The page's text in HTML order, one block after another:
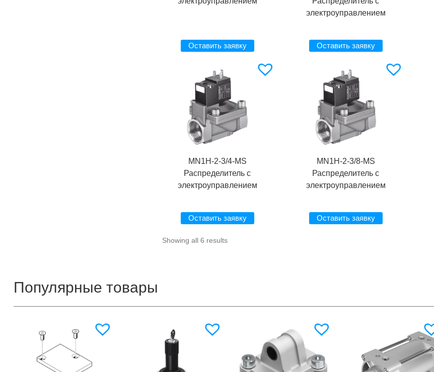
Оставить заявку
электроуправлением
Оставить заявку
MN1H-2-3/4-MS
Распределитель с
электроуправлением
Оставить заявку
MN1H-2-3/8-MS
Распределитель с
электроуправлением
Оставить заявку
Showing all 6 results
Популярные товары